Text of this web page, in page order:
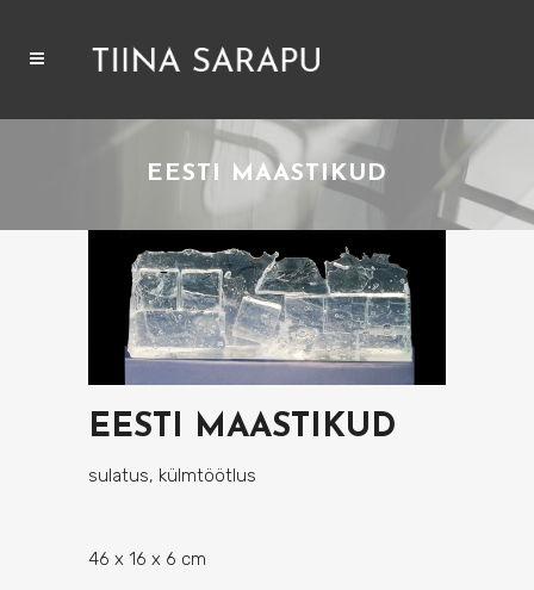
EESTI MAASTIKUD
EESTI MAASTIKUD
sulatus, külmtöötlus
46 x 16 x 6 cm